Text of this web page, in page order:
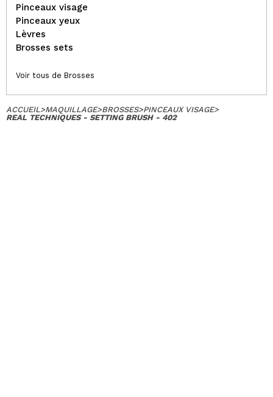
Pinceaux visage
Pinceaux yeux
Lèvres
Brosses sets
Voir tous de Brosses
ACCUEIL>MAQUILLAGE>BROSSES>PINCEAUX VISAGE>
REAL TECHNIQUES - SETTING BRUSH - 402